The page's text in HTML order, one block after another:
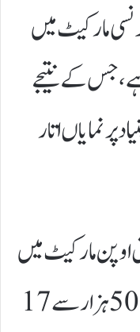
مارکیٹ میں
جس کے نتیجے
پر نمایاں اتار
مارکیٹ میں
ایک امریکی ڈالر تقریباً 17 لاکھ 50 ہزار سے 17